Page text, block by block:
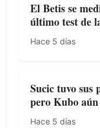
El Betis se
último test de
Hace 5 días
Sucic tuvo sus
pero Kubo
Hace 5 días